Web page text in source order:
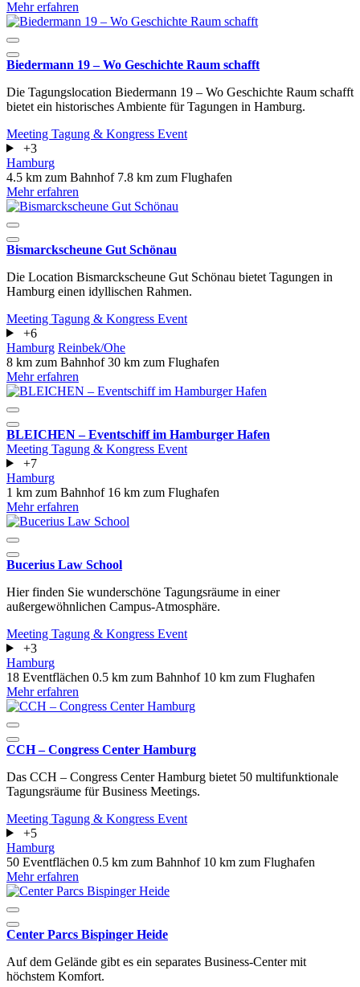
Mehr erfahren
Biedermann 19 – Wo Geschichte Raum schafft
Die Tagungslocation Biedermann 19 – Wo Geschichte Raum schafft
bietet ein historisches Ambiente für Tagungen in Hamburg.
Meeting Tagung & Kongress Event
+3
Hamburg
4.5 km zum Bahnhof 7.8 km zum Flughafen
Mehr erfahren
Bismarckscheune Gut Schönau
Die Location Bismarckscheune Gut Schönau bietet Tagungen in
Hamburg einen idyllischen Rahmen.
Meeting Tagung & Kongress Event
+6
Hamburg Reinbek/Ohe
8 km zum Bahnhof30 km zum Flughafen
Mehr erfahren
BLEICHEN – Eventschiff im Hamburger Hafen
Meeting Tagung & Kongress Event
+7
Hamburg
1 km zum Bahnhof 16 km zum Flughafen
Mehr erfahren
Bucerius Law School
Hier finden Sie wunderschöne Tagungsräume in einer
außergewöhnlichen Campus-Atmosphäre.
Meeting Tagung & Kongress Event
+3
Hamburg
18 Eventflächen 0.5 km zum Bahnhof 10 km zum Flughafen
Mehr erfahren
CCH – Congress Center Hamburg
Das CCH – Congress Center Hamburg bietet 50 multifunktionale
Tagungsräume für Business Meetings.
Meeting Tagung & Kongress Event
+5
Hamburg
50 Eventflächen 0.5 km zum Bahnhof 10 km zum Flughafen
Mehr erfahren
Center Parcs Bispinger Heide
Auf dem Gelände gibt es ein separates Business-Center mit
höchstem Komfort.